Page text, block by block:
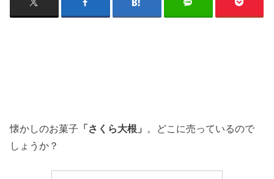
懐かしのお菓子 「さくら大根」 。どこに売っているので
しょうか？